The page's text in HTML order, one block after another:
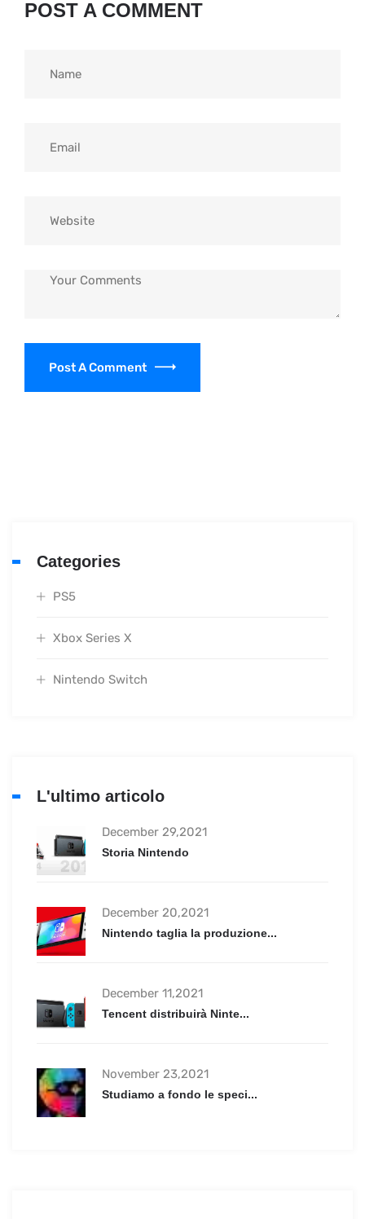
POST A COMMENT
Post A Comment
Categories
PS5
Xbox Series X
Nintendo Switch
L'ultimo articolo
December 29,2021
Storia Nintendo
December 20,2021
Nintendo taglia la produzione...
December 11,2021
Tencent distribuirà Ninte...
November 23,2021
Studiamo a fondo le speci...